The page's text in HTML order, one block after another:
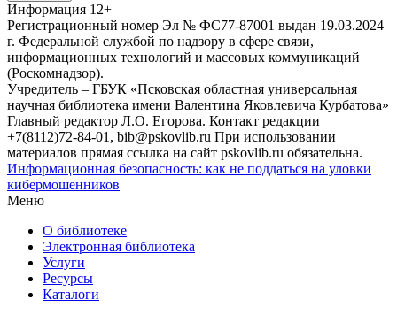
Информация 12+
Регистрационный номер Эл № ФС77-87001 выдан 19.03.2024
г. Федеральной службой по надзору в сфере связи,
информационных технологий и массовых коммуникаций
(Роскомнадзор).
Учредитель – ГБУК «Псковская областная универсальная
научная библиотека имени Валентина Яковлевича Курбатова»
Главный редактор Л.О. Егорова. Контакт редакции
+7(8112)72-84-01, bib@pskovlib.ru При использовании
материалов прямая ссылка на сайт pskovlib.ru обязательна.
Информационная безопасность: как не поддаться на уловки
кибермошенников
Меню
О библиотеке
Электронная библиотека
Услуги
Ресурсы
Каталоги